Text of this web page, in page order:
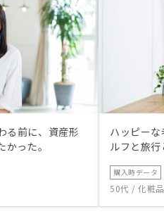
る前に、資産形
った。
ハッピー
ルフと旅
購入時データ
50代 / 化粧